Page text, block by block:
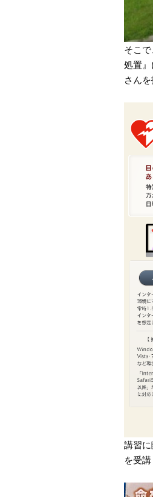
そこ
処置
さん
講習
を受